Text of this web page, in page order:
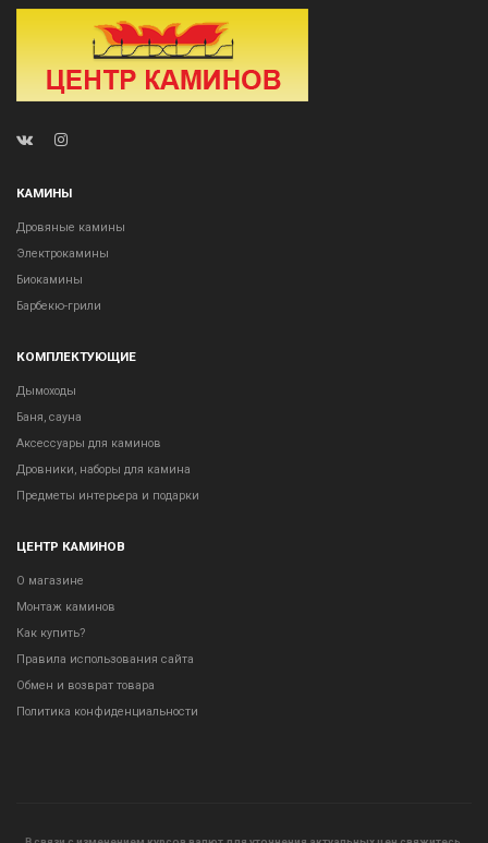
КАМИНЫ
Дровяные камины
Электрокамины
Биокамины
Барбекю-грили
КОМПЛЕКТУЮЩИЕ
Дымоходы
Баня, сауна
Аксессуары для каминов
Дровники, наборы для камина
Предметы интерьера и подарки
ЦЕНТР КАМИНОВ
О магазине
Монтаж каминов
Как купить?
Правила использования сайта
Обмен и возврат товара
Политика конфиденциальности